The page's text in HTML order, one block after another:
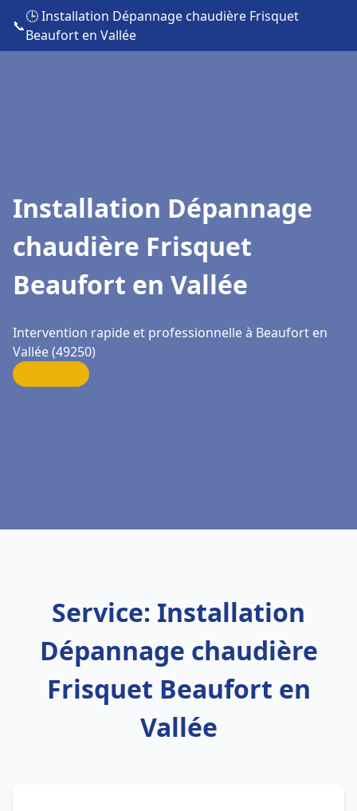
📞
🕒 Installation Dépannage chaudière Frisquet
Beaufort en Vallée
Installation Dépannage
chaudière Frisquet
Beaufort en Vallée
Intervention rapide et professionnelle à Beaufort en
Vallée (49250)
Service: Installation
Dépannage chaudière
Frisquet Beaufort en
Vallée